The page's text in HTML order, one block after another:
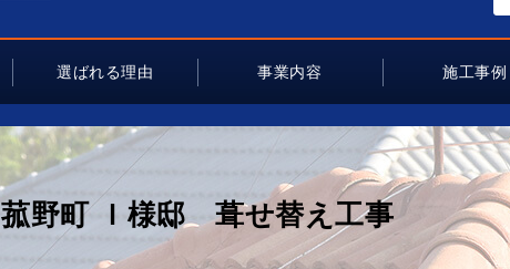
選ばれる理由 事業内容 施工事例
菰野町 Ｉ様邸 葺せ替え工事